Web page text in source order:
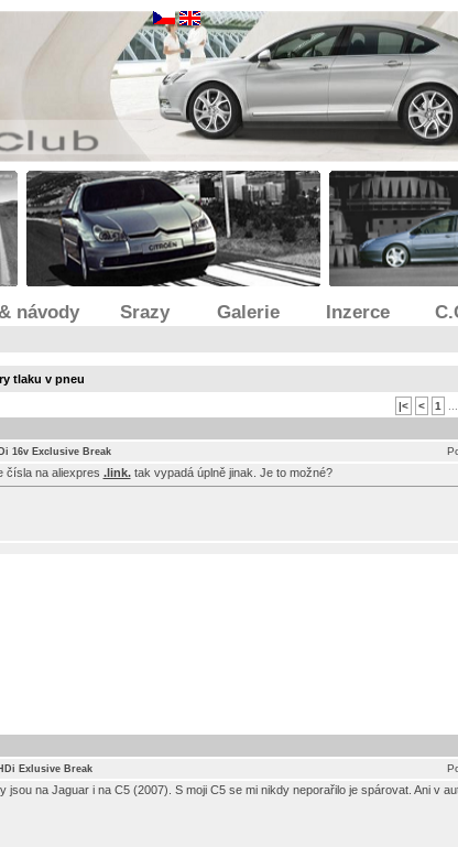
návody Srazy Galerie Inzerce
tlaku v pneu
|< < 1
16v Exclusive Break
čísla na aliexpres .link.tak vypadá úplně jinak. Je to možné?
Exlusive Break
jsou na Jaguar i na C5 (2007). S moji C5 se mi nikdy neporařilo je spárovat. Ani v